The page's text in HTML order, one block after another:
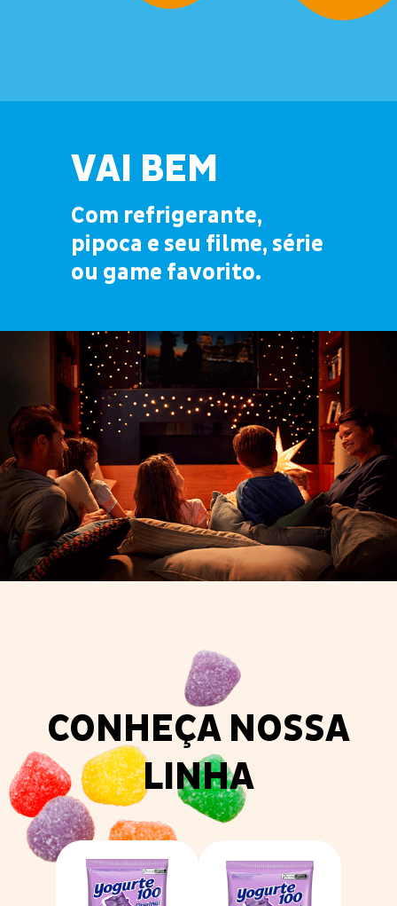
VAI BEM
Com refrigerante,
pipoca e seu filme, série
ou game favorito.
CONHEÇA NOSSA
LINHA